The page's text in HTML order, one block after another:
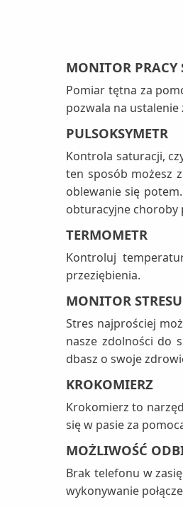
MONITOR PRACY
Pomiar tętna za
pozwala na
PULSOKSYMETR
Kontrola saturacji,
ten sposób możesz
oblewanie się
obturacyjne choroby
TERMOMETR
Kontroluj
przeziębienia.
MONITOR STRESU
Stres najprościej
nasze zdolności do
dbasz o swoje
KROKOMIERZ
Krokomierz to
się w pasie za
MOŻLIWOŚĆ
Brak telefonu w
wykonywanie